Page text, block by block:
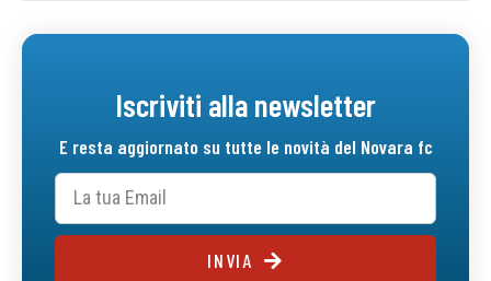
Iscriviti alla newsletter
E resta aggiornato su tutte le novità del Novara fc
INVIA